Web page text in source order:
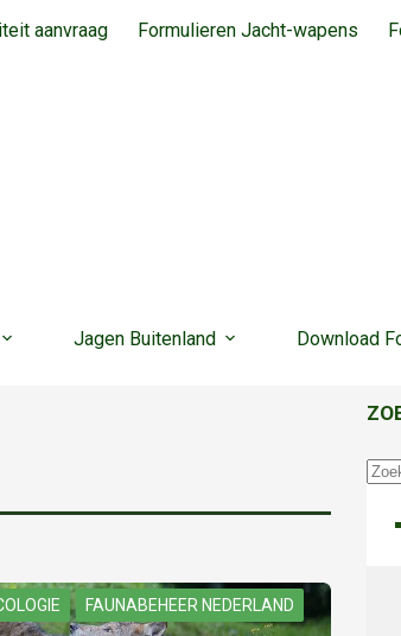
aanvraag Formulieren Jacht-wapens
Jagen Buitenland Download
FAUNABEHEER NEDERLAND